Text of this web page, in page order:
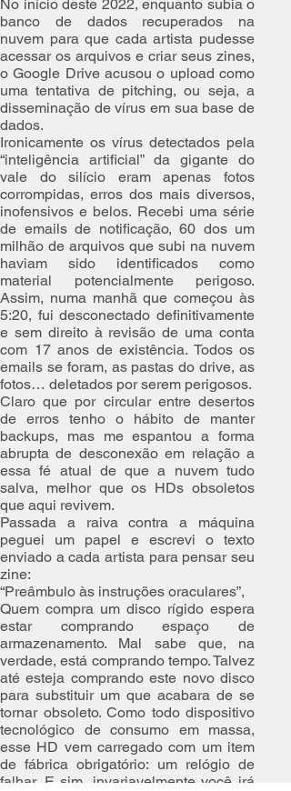
No início deste 2022, enquanto subia o
banco de dados recuperados na
nuvem para que cada artista pudesse
acessar os arquivos e criar seus zines,
o Google Drive acusou o upload como
uma tentativa de pitching, ou seja, a
disseminação de vírus em sua base de
dados.
Ironicamente os vírus detectados pela
“inteligência artificial” da gigante do
vale do silício eram apenas fotos
corrompidas, erros dos mais diversos,
inofensivos e belos. Recebi uma série
de emails de notificação, 60 dos um
milhão de arquivos que subi na nuvem
haviam sido identificados como
material potencialmente perigoso.
Assim, numa manhã que começou às
5:20, fui desconectado definitivamente
e sem direito à revisão de uma conta
com 17 anos de existência. Todos os
emails se foram, as pastas do drive, as
fotos… deletados por serem perigosos.
Claro que por circular entre desertos
de erros tenho o hábito de manter
backups, mas me espantou a forma
abrupta de desconexão em relação a
essa fé atual de que a nuvem tudo
salva, melhor que os HDs obsoletos
que aqui revivem.
Passada a raiva contra a máquina
peguei um papel e escrevi o texto
enviado a cada artista para pensar seu
zine:
“Preâmbulo às instruções oraculares”,
Quem compra um disco rígido espera
estar comprando espaço de
armazenamento. Mal sabe que, na
verdade, está comprando tempo. Talvez
até esteja comprando este novo disco
para substituir um que acabara de se
tornar obsoleto. Como todo dispositivo
tecnológico de consumo em massa,
esse HD vem carregado com um item
de fábrica obrigatório: um relógio de
falhar. E sim, invariavelmente você irá